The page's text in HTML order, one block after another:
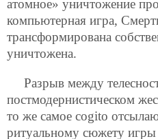
атомное» уничтожение
компьютерная игра,
трансформирована
уничтожена.
Разрыв между
постмодернистическом
то же самое cogito
ритуальному сюжету